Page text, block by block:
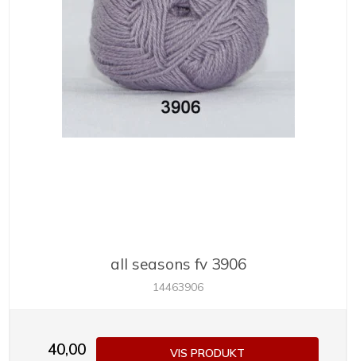
all seasons fv 3906
14463906
40,00
VIS PRODUKT